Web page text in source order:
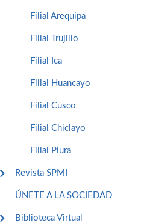
Filial Arequipa
Filial Trujillo
Filial Ica
Filial Huancayo
Filial Cusco
Filial Chiclayo
Filial Piura
Revista SPMI
ÚNETE A LA SOCIEDAD
Biblioteca Virtual